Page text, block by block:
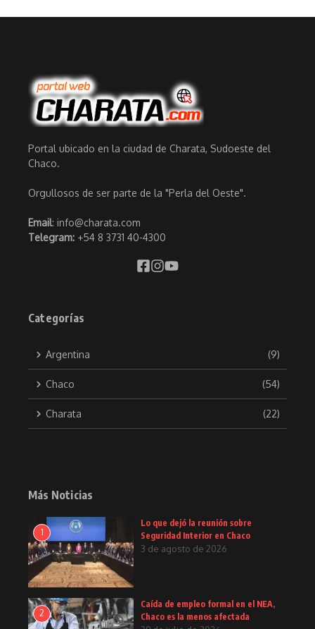
Portal ubicado en la ciudad de Charata, Sudoeste del
Chaco.
Orgullosos de ser parte de la "Perla del Oeste".
Email: info@charata.com
Telegram: +54 8 3731 40-4300
Categorías
Argentina (9)
Chaco (54)
Charata (22)
Más Noticias
1
Lo que dejó la reunión sobre
Seguridad Interior en Chaco
3 de agosto de 2026
2
Caída de empleo formal en el NEA,
Chaco es la menos afectada